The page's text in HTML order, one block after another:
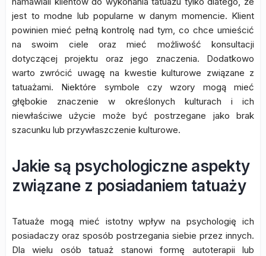
jest to modne lub popularne w danym momencie. Klient
powinien mieć pełną kontrolę nad tym, co chce umieścić
na swoim ciele oraz mieć możliwość konsultacji
dotyczącej projektu oraz jego znaczenia. Dodatkowo
warto zwrócić uwagę na kwestie kulturowe związane z
tatuażami. Niektóre symbole czy wzory mogą mieć
głębokie znaczenie w określonych kulturach i ich
niewłaściwe użycie może być postrzegane jako brak
szacunku lub przywłaszczenie kulturowe.
Jakie są psychologiczne aspekty
związane z posiadaniem tatuaży
Tatuaże mogą mieć istotny wpływ na psychologię ich
posiadaczy oraz sposób postrzegania siebie przez innych.
Dla wielu osób tatuaż stanowi formę autoterapii lub